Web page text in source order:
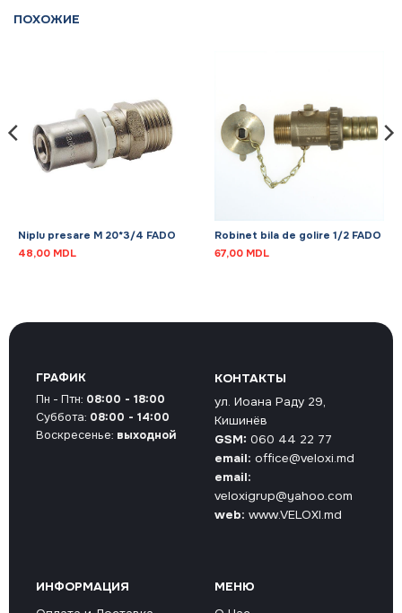
ПОХОЖИЕ
Niplu presare M 20*3/4 FADO
48,00 MDL
Robinet bila de golire 1/2 FADO
67,00 MDL
КОНТАКТЫ
ул. Иоана Раду 29,
Кишинёв
GSM: 060 44 22 77
email: office@veloxi.md
email:
veloxigrup@yahoo.com
web: www.VELOXI.md
ИНФОРМАЦИЯ
МЕНЮ
ГРАФИК
Пн - Птн: 08:00 - 18:00
Суббота: 08:00 - 14:00
Воскресенье: выходной